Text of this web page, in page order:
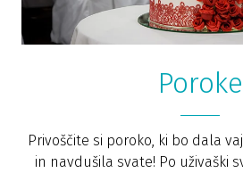
Poroke
Privoščite si poroko, ki bo dala
in navdušila svate! Po uživaški